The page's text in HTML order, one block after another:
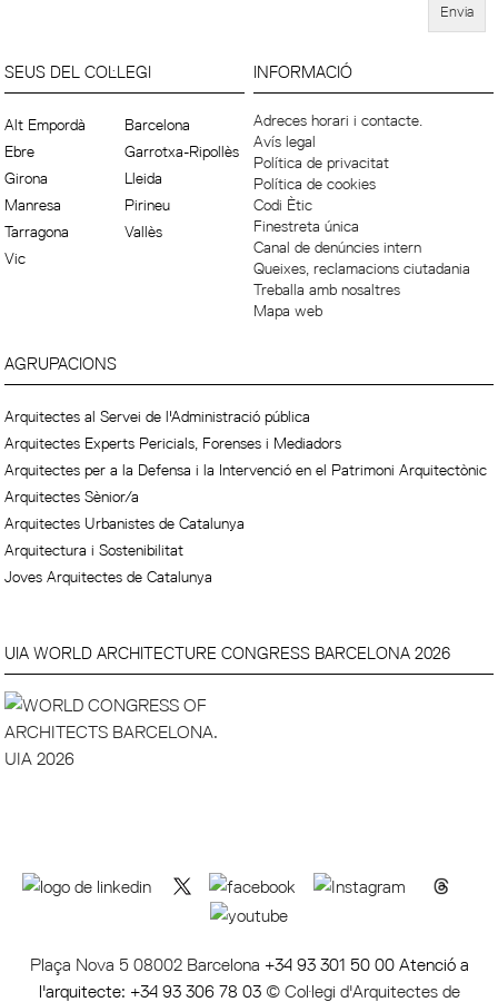
SEUS DEL COL·LEGI
Alt Empordà
Barcelona
Ebre
Garrotxa-Ripollès
Girona
Lleida
Manresa
Pirineu
Tarragona
Vallès
Vic
INFORMACIÓ
Adreces horari i contacte.
Avís legal
Política de privacitat
Política de cookies
Codi Ètic
Finestreta única
Canal de denúncies intern
Queixes, reclamacions ciutadania
Treballa amb nosaltres
Mapa web
AGRUPACIONS
Arquitectes al Servei de l'Administració pública
Arquitectes Experts Pericials, Forenses i Mediadors
Arquitectes per a la Defensa i la Intervenció en el Patrimoni Arquitectònic
Arquitectes Sènior/a
Arquitectes Urbanistes de Catalunya
Arquitectura i Sostenibilitat
Joves Arquitectes de Catalunya
UIA WORLD ARCHITECTURE CONGRESS BARCELONA 2026
Plaça Nova 5 08002 Barcelona +34 93 301 50 00 Atenció a
l'arquitecte: +34 93 306 78 03 © Col·legi d'Arquitectes de